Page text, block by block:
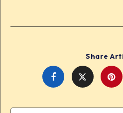
Share
Share
Share